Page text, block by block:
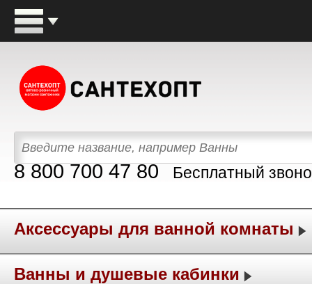
8 800 700 47 80 Бесплатный
Аксессуары для ванной комнаты
Ванны и душевые кабинки